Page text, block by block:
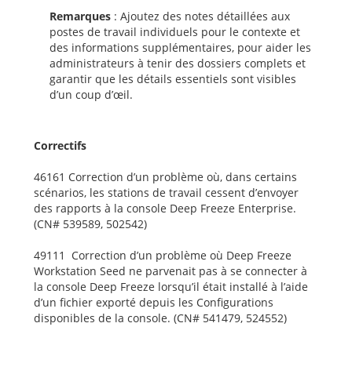
Remarques : Ajoutez des notes détaillées aux
postes de travail individuels pour le contexte et
des informations supplémentaires, pour aider les
administrateurs à tenir des dossiers complets et
garantir que les détails essentiels sont visibles
d’un coup d’œil.
Correctifs
46161 Correction d’un problème où, dans certains
scénarios, les stations de travail cessent d’envoyer
des rapports à la console Deep Freeze Enterprise.
(CN# 539589, 502542)
49111 Correction d’un problème où Deep Freeze
Workstation Seed ne parvenait pas à se connecter à
la console Deep Freeze lorsqu’il était installé à l’aide
d’un fichier exporté depuis les Configurations
disponibles de la console. (CN# 541479, 524552)